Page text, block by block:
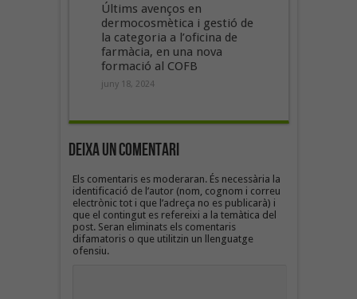
Últims avenços en
dermocosmètica i gestió de
la categoria a l’oficina de
farmàcia, en una nova
formació al COFB
juny 18, 2024
Deixa un Comentari
Els comentaris es moderaran. És necessària la
identificació de l’autor (nom, cognom i correu
electrònic tot i que l’adreça no es publicarà) i
que el contingut es refereixi a la temàtica del
post. Seran eliminats els comentaris
difamatoris o que utilitzin un llenguatge
ofensiu.